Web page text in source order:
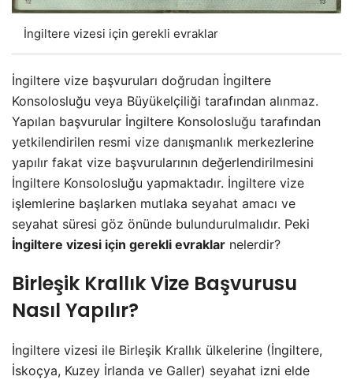
İngiltere vizesi için gerekli evraklar
İngiltere vize başvuruları doğrudan İngiltere
Konsolosluğu veya Büyükelçiliği tarafından alınmaz.
Yapılan başvurular İngiltere Konsolosluğu tarafından
yetkilendirilen resmi vize danışmanlık merkezlerine
yapılır fakat vize başvurularının değerlendirilmesini
İngiltere Konsolosluğu yapmaktadır. İngiltere vize
işlemlerine başlarken mutlaka seyahat amacı ve
seyahat süresi göz önünde bulundurulmalıdır. Peki
İngiltere vizesi için gerekli evraklar nelerdir?
Birleşik Krallık Vize Başvurusu
Nasıl Yapılır?
İngiltere vizesi ile Birleşik Krallık ülkelerine (İngiltere,
İskoçya, Kuzey İrlanda ve Galler) seyahat izni elde